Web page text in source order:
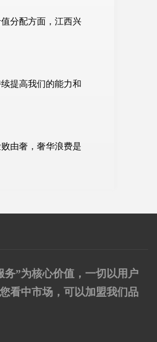
分配方面，江西兴
提高我们的能力和
由奢，奢华浪费是
务”为核心价值，一切以用户
看中市场，可以加盟我们品